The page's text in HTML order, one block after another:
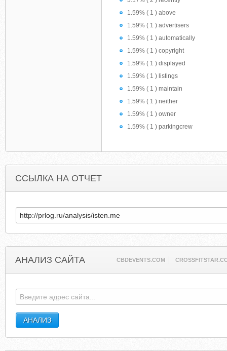
1.59% ( 1 ) above
1.59% ( 1 ) advertisers
1.59% ( 1 ) automatically
1.59% ( 1 ) copyright
1.59% ( 1 ) displayed
1.59% ( 1 ) listings
1.59% ( 1 ) maintain
1.59% ( 1 ) neither
1.59% ( 1 ) owner
1.59% ( 1 ) parkingcrew
ССЫЛКА НА ОТЧЕТ
АНАЛИЗ САЙТА CBDEVENTS.COM